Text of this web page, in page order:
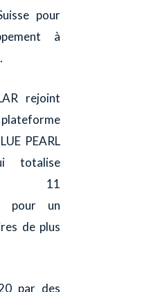
pour
à
rejoint
PEARL
totalise
11
pour un
de plus
par des